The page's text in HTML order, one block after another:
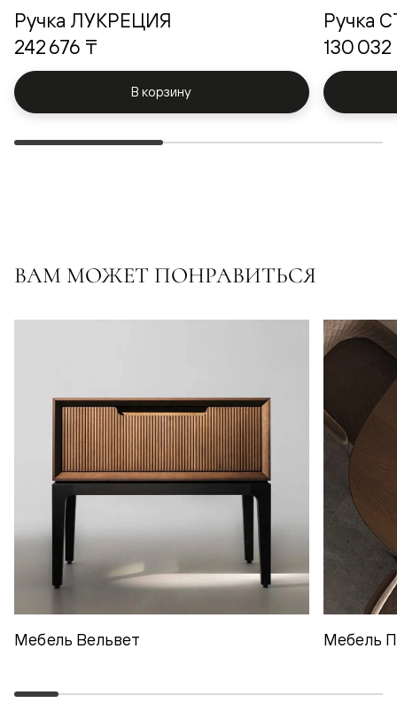
Ручка ЛУКРЕЦИЯ
242 676 ₸
В корзину
Ручка
130 032
ВАМ МОЖЕТ ПОНРАВИТЬСЯ
Мебель Вельвет Мебель